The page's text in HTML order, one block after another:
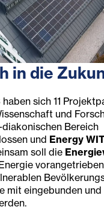
in die
sich 11
und
Bereich
und Energy
soll die
mit eingebunden